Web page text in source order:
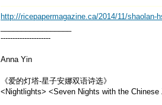
http://ricepapermagazine.ca/2014/11/shaolan-
---------------------
Anna Yin
《爱的灯塔-星子安娜双语诗选》
<Nightlights> <Seven Nights with the Chinese